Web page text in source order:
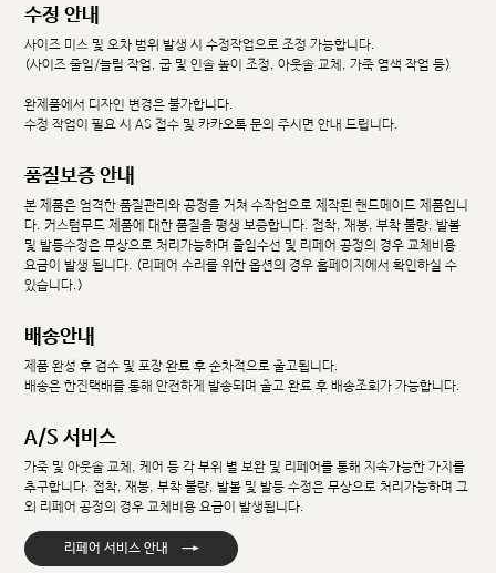
수정 안내
사이즈 미스 및 오차 범위 발생 시 수정작업으로 조정 가능합니다.
(사이즈 줄임/늘림 작업, 굽 및 인솔 높이 조정, 아웃솔 교체, 가죽 염색 작업 등)
완제품에서 디자인 변경은 불가합니다.
수정 작업이 필요 시 AS 접수 및 카카오톡 문의 주시면 안내 드립니다.
품질보증 안내
본 제품은 엄격한 품질관리와 공정을 거쳐 수작업으로 제작된 핸드메이드 제품입니
다. 커스텀무드 제품에 대한 품질을 평생 보증합니다. 접착, 재봉, 부착 불량, 발볼
및 발등수정은 무상으로 처리가능하며 줄임수선 및 리페어 공정의 경우 교체비용
요금이 발생 됩니다. (리페어 수리를 위한 옵션의 경우 홈페이지에서 확인하실 수
있습니다.)
배송안내
제품 완성 후 검수 및 포장 완료 후 순차적으로 출고됩니다.
배송은 한진택배를 통해 안전하게 발송되며 출고 완료 후 배송조회가 가능합니다.
A/S 서비스
가죽 및 아웃솔 교체, 케어 등 각 부위 별 보완 및 리페어를 통해 지속가능한 가치를
추구합니다. 접착, 재봉, 부착 불량, 발볼 및 발등 수정은 무상으로 처리가능하며 그
외 리페어 공정의 경우 교체비용 요금이 발생됩니다.
리페어 서비스 안내 →